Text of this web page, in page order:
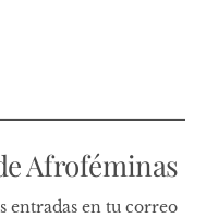
Afroféminas
entradas en tu correo